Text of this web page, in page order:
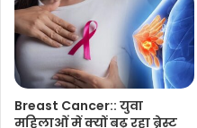
Breast Cancer:: युवा
महिलाओं में क्यों बढ़ रहा ब्रेस्ट